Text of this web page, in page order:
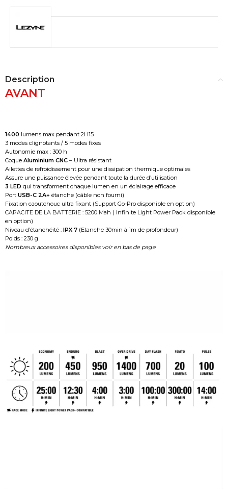
Description
AVANT
1400 lumens max pendant 2H15
3 modes clignotants / 5 modes fixes
Autonomie max : 300 h
Coque Aluminium CNC – Ultra résistant
Ailettes de refroidissement pour une dissipation thermique optimales
Assure une puissance élevée pendant toute la durée d’utilisation
3 LED qui transforment chaque lumen en un éclairage efficace
Port USB-C 2A+ étanche (câble non fourni)
Fixation caoutchouc ultra fixant (Support Go-Pro disponible en option)
CAPACITE DE LA BATTERIE : 5200 Mah ( Infinite Light Power Pack disponible
en option)
Niveau d’étanchéité : IPX 7 (Etanche 30min à 1m de profondeur)
Poids : 230 g
Nombreux accessoires disponibles voir en bas de page